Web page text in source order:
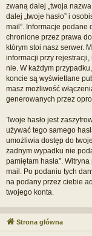
zwaną dalej „twoja
dalej „twoje hasło” i
mail”. Informacje podane
chronione przez prawa
którym stoi nasz serwer.
informacji przy
nie. W każdym
koncie są wyświetlane
masz możliwość
generowanych przez
Twoje hasło jest
używać tego samego
umożliwia dostęp do
żadnym wypadku nie
pamiętam hasła”.
mail. Po podaniu tych
na podany przez ciebie
twojego konta.
Strona główna